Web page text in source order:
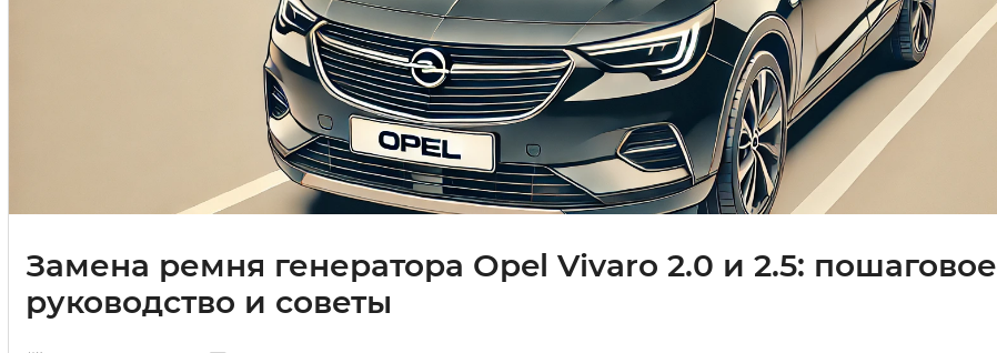
Замена ремня генератора Opel Vivaro 2.0 и 2.5: пошаговое
руководство и советы